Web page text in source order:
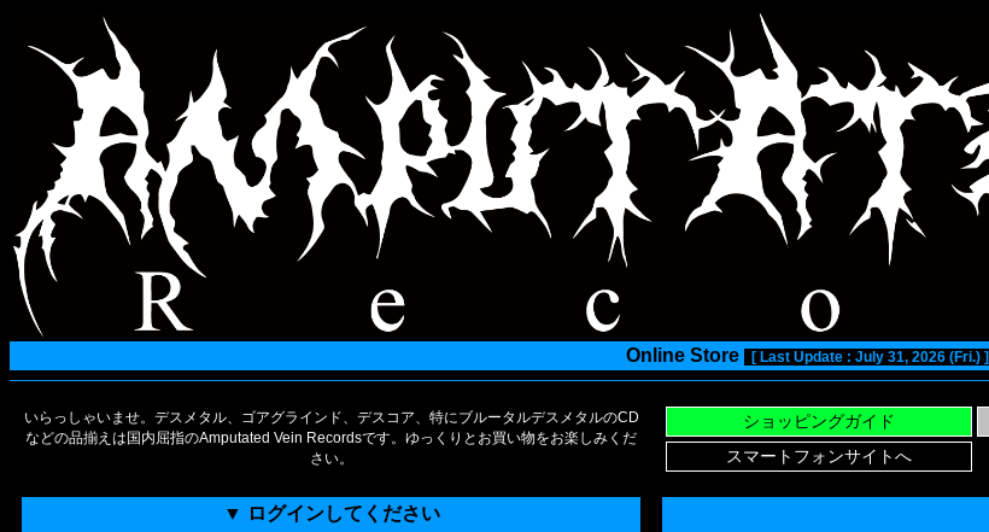
Online Store [ Last Update : July 31, 2026 (Fri.) ]
いらっしゃいませ。デスメタル、ゴアグラインド、デスコア、特にブルータルデスメタルのCD
などの品揃えは国内屈指のAmputated Vein Recordsです。ゆっくりとお買い物をお楽しみくだ
さい。
▼ ログインしてください